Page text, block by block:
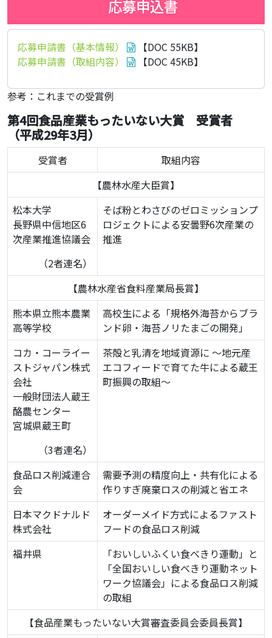
応募申込書
応募申請書（基本情報）
【DOC 55KB】
応募申請書（取組内容）
【DOC 45KB】
参考：これまでの受賞例
第4回食品産業もったいない大賞 受賞者
（平成29年3月）
受賞者
取組内容
【農林水産大臣賞】
松本大学
長野県中信地区6
次産業推進協議会
（2者連名）
そば粉とわさびのゼロミッションプ
ロジェクトによる安曇野6次産業の
推進
【農林水産省食料産業局長賞】
熊本県立熊本農業
高等学校
高校生による「規格外海苔からブラ
ンド卵・海苔ノリたまごの開発」
コカ・コーライー
ストジャパン株式
会社
一般財団法人蔵王
酪農センター
宮城県蔵王町
（3者連名）
茶殻と乳清を地域資源に ～地元産
エコフィードで育てた牛による蔵王
町振興の取組～
食品ロス削減連合
会
需要予測の精度向上・共有化による
作りすぎ廃棄ロスの削減と省エネ
日本マクドナルド
株式会社
オーダーメイド方式によるファスト
フードの食品ロス削減
福井県
「おいしいふくい食べきり運動」と
「全国おいしい食べきり運動ネット
ワーク協議会」による食品ロス削減
の取組
【食品産業もったいない大賞審査委員会委員長賞】